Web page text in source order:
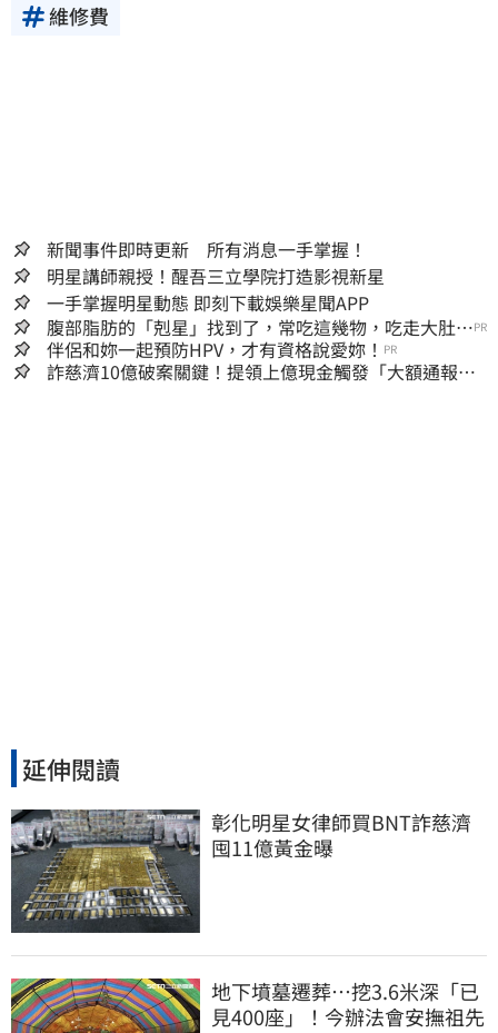
維修費
新聞事件即時更新 所有消息一手掌握！
明星講師親授！醒吾三立學院打造影視新星
一手掌握明星動態 即刻下載娛樂星聞APP
腹部脂肪的「剋星」找到了，常吃這幾物，吃走大肚
囊，瘦出小蠻腰
PR
伴侶和妳一起預防HPV，才有資格說愛妳！ PR
詐慈濟10億破案關鍵！提領上億現金觸發「大額通報」
延伸閱讀
彰化明星女律師買BNT詐慈濟
囤11億黃金曝
地下墳墓遷葬…挖3.6米深「已
見400座」！今辦法會安撫祖先